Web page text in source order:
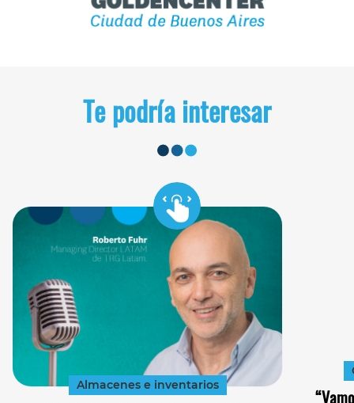
Te podría interesar
Almacenes e inventarios